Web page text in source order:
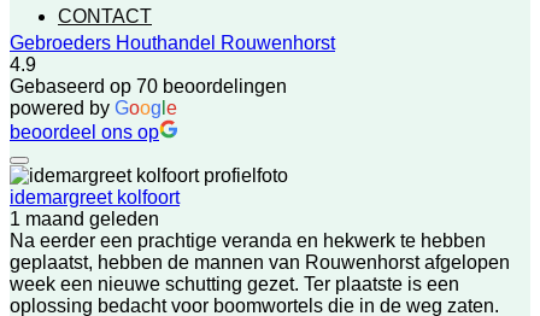
CONTACT
Gebroeders Houthandel Rouwenhorst
4.9
Gebaseerd op 70 beoordelingen
powered by Goog e
beoordeel ons op
idemargreet kolfoort
1 maand geleden
Na eerder een prachtige veranda en hekwerk te hebben
geplaatst, hebben de mannen van Rouwenhorst afgelopen
week een nieuwe schutting gezet. Ter plaatste is een
oplossing bedacht voor boomwortels die in de weg zaten.